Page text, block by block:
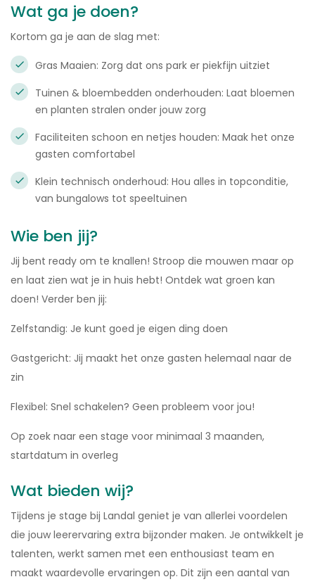
Wat ga je doen?
Kortom ga je aan de slag met:
Gras Maaien: Zorg dat ons park er piekfijn uitziet
Tuinen & bloembedden onderhouden: Laat bloemen
en planten stralen onder jouw zorg
Faciliteiten schoon en netjes houden: Maak het onze
gasten comfortabel
Klein technisch onderhoud: Hou alles in topconditie,
van bungalows tot speeltuinen
Wie ben jij?
Jij bent ready om te knallen! Stroop die mouwen maar op
en laat zien wat je in huis hebt! Ontdek wat groen kan
doen! Verder ben jij:
Zelfstandig: Je kunt goed je eigen ding doen
Gastgericht: Jij maakt het onze gasten helemaal naar de
zin
Flexibel: Snel schakelen? Geen probleem voor jou!
Op zoek naar een stage voor minimaal 3 maanden,
startdatum in overleg
Wat bieden wij?
Tijdens je stage bij Landal geniet je van allerlei voordelen
die jouw leerervaring extra bijzonder maken. Je ontwikkelt je
talenten, werkt samen met een enthousiast team en
maakt waardevolle ervaringen op. Dit zijn een aantal van